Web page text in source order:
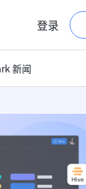
登录
新闻